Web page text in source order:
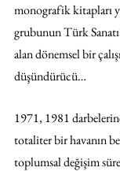
monografik kitapları
grubunun Türk
alan dönemsel bir
düşündürücü…
1971, 1981
totaliter bir havanın
toplumsal değişim